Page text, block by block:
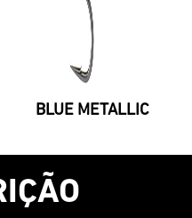
BLUE METALLIC